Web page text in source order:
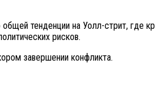
тенденции на Уолл-стрит, где
рисков.
завершении конфликта.